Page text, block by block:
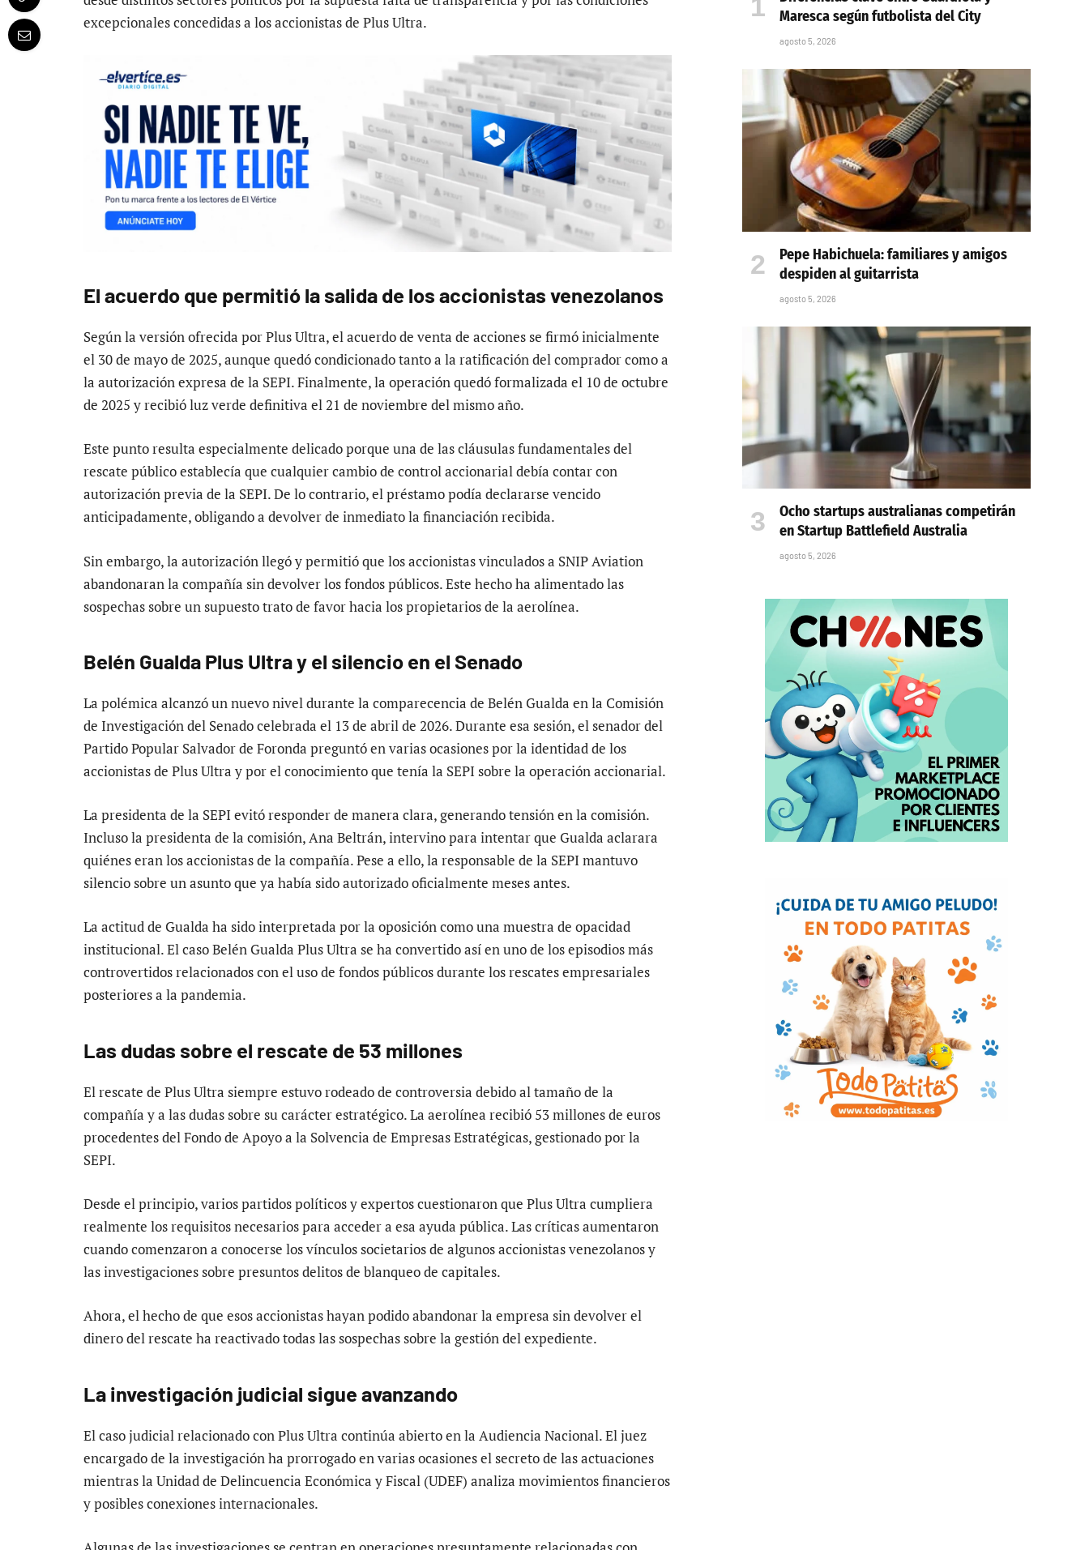
excepcionales concedidas a los accionistas de Plus Ultra.
El acuerdo que permitió la salida de los accionistas venezolanos
Según la versión ofrecida por Plus Ultra, el acuerdo de venta de acciones se firmó inicialmente
el 30 de mayo de 2025, aunque quedó condicionado tanto a la ratificación del comprador como a
la autorización expresa de la SEPI. Finalmente, la operación quedó formalizada el 10 de octubre
de 2025 y recibió luz verde definitiva el 21 de noviembre del mismo año.
Este punto resulta especialmente delicado porque una de las cláusulas fundamentales del
rescate público establecía que cualquier cambio de control accionarial debía contar con
autorización previa de la SEPI. De lo contrario, el préstamo podía declararse vencido
anticipadamente, obligando a devolver de inmediato la financiación recibida.
Sin embargo, la autorización llegó y permitió que los accionistas vinculados a SNIP Aviation
abandonaran la compañía sin devolver los fondos públicos. Este hecho ha alimentado las
sospechas sobre un supuesto trato de favor hacia los propietarios de la aerolínea.
Belén Gualda Plus Ultra y el silencio en el Senado
La polémica alcanzó un nuevo nivel durante la comparecencia de Belén Gualda en la Comisión
de Investigación del Senado celebrada el 13 de abril de 2026. Durante esa sesión, el senador del
Partido Popular Salvador de Foronda preguntó en varias ocasiones por la identidad de los
accionistas de Plus Ultra y por el conocimiento que tenía la SEPI sobre la operación accionarial.
La presidenta de la SEPI evitó responder de manera clara, generando tensión en la comisión.
Incluso la presidenta de la comisión, Ana Beltrán, intervino para intentar que Gualda aclarara
quiénes eran los accionistas de la compañía. Pese a ello, la responsable de la SEPI mantuvo
silencio sobre un asunto que ya había sido autorizado oficialmente meses antes.
La actitud de Gualda ha sido interpretada por la oposición como una muestra de opacidad
institucional. El caso Belén Gualda Plus Ultra se ha convertido así en uno de los episodios más
controvertidos relacionados con el uso de fondos públicos durante los rescates empresariales
posteriores a la pandemia.
Las dudas sobre el rescate de 53 millones
El rescate de Plus Ultra siempre estuvo rodeado de controversia debido al tamaño de la
compañía y a las dudas sobre su carácter estratégico. La aerolínea recibió 53 millones de euros
procedentes del Fondo de Apoyo a la Solvencia de Empresas Estratégicas, gestionado por la
SEPI.
Desde el principio, varios partidos políticos y expertos cuestionaron que Plus Ultra cumpliera
realmente los requisitos necesarios para acceder a esa ayuda pública. Las críticas aumentaron
cuando comenzaron a conocerse los vínculos societarios de algunos accionistas venezolanos y
las investigaciones sobre presuntos delitos de blanqueo de capitales.
Ahora, el hecho de que esos accionistas hayan podido abandonar la empresa sin devolver el
dinero del rescate ha reactivado todas las sospechas sobre la gestión del expediente.
La investigación judicial sigue avanzando
El caso judicial relacionado con Plus Ultra continúa abierto en la Audiencia Nacional. El juez
encargado de la investigación ha prorrogado en varias ocasiones el secreto de las actuaciones
mientras la Unidad de Delincuencia Económica y Fiscal (UDEF) analiza movimientos financieros
y posibles conexiones internacionales.
Maresca según futbolista del City
agosto 5, 2026
Pepe Habichuela: familiares y amigos
despiden al guitarrista
agosto 5, 2026
Ocho startups australianas competirán
en Startup Battlefield Australia
agosto 5, 2026